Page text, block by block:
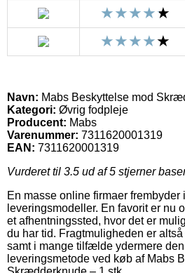
Navn: Mabs Beskyttelse mod
Kategori: Øvrig fodpleje
Producent: Mabs
Varenummer: 7311620001319
EAN: 7311620001319
Vurderet til 3.5 ud af 5 stjerner
En masse online firmaer
leveringsmodeller. En favorit er nu
et afhentningssted, hvor det er
du har tid. Fragtmuligheden er
samt i mange tilfælde ydermere
leveringsmetode ved køb af Mabs